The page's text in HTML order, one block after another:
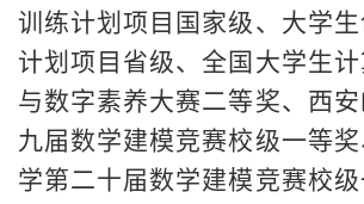
训练计划项目国家级、大学
计划项目省级、全国大学生
与数字素养大赛二等奖、西
九届数学建模竞赛校级一等
学第二十届数学建模竞赛校